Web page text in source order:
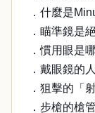
．什麼是
．瞄準鏡是
．慣用眼是
．戴眼鏡的
．狙擊的「
．步槍的槍